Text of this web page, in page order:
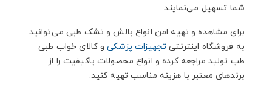
شما تسهیل می‌نمایند.
برای مشاهده و تهیه امن انواع بالش و تشک طبی می‌توانید
به فروشگاه اینترنتی تجهیزات پزشکیو کالای خواب طبی
طب تولید مراجعه کرده و انواع محصولات باکیفیت را از
برندهای معتبر با هزینه مناسب تهیه کنید.